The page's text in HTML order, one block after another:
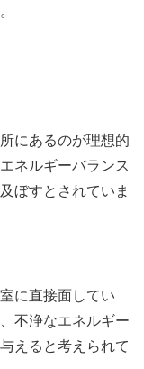
にあるのが理想的
ネルギーバランス
ぼすとされていま
に直接面してい
不浄なエネルギー
えると考えられて